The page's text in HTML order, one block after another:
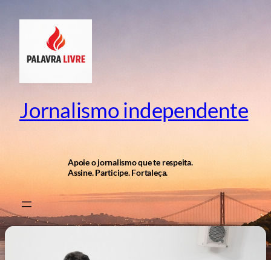
conteúdo
Jornalismo independente
Apoie o jornalismo que te respeita.
Assine. Participe. Fortaleça.